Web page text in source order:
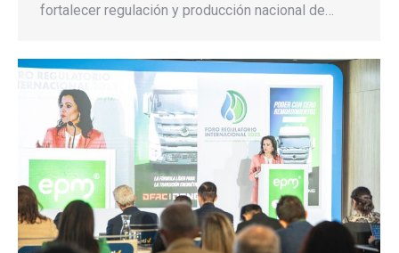
fortalecer regulación y producción nacional de…